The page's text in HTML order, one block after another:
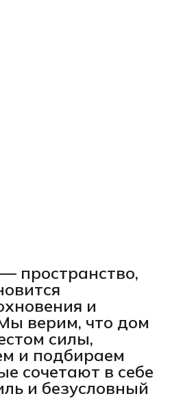
— пространство,
и
верим, что дом
силы,
и подбираем
сочетают в себе
и безусловный